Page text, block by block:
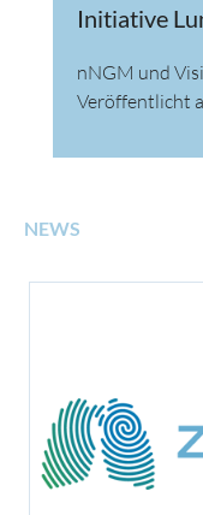
Initiative
nNGM und
Veröffentlicht
NEWS